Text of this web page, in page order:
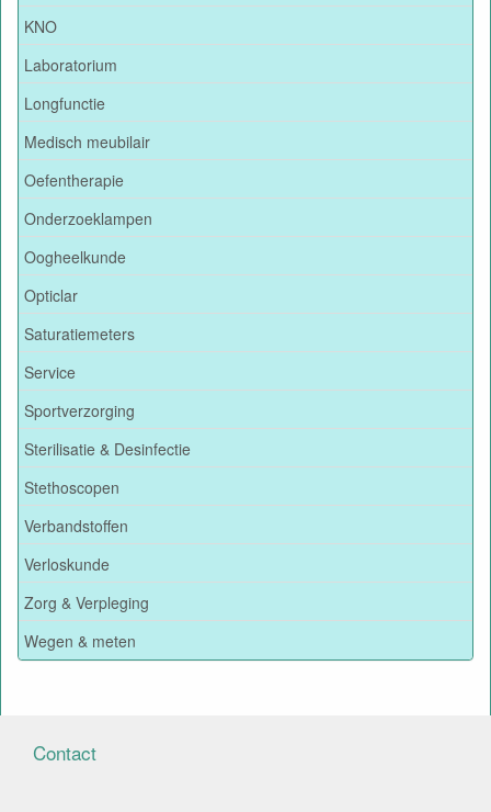
KNO
Laboratorium
Longfunctie
Medisch meubilair
Oefentherapie
Onderzoeklampen
Oogheelkunde
Opticlar
Saturatiemeters
Service
Sportverzorging
Sterilisatie & Desinfectie
Stethoscopen
Verbandstoffen
Verloskunde
Zorg & Verpleging
Wegen & meten
Contact